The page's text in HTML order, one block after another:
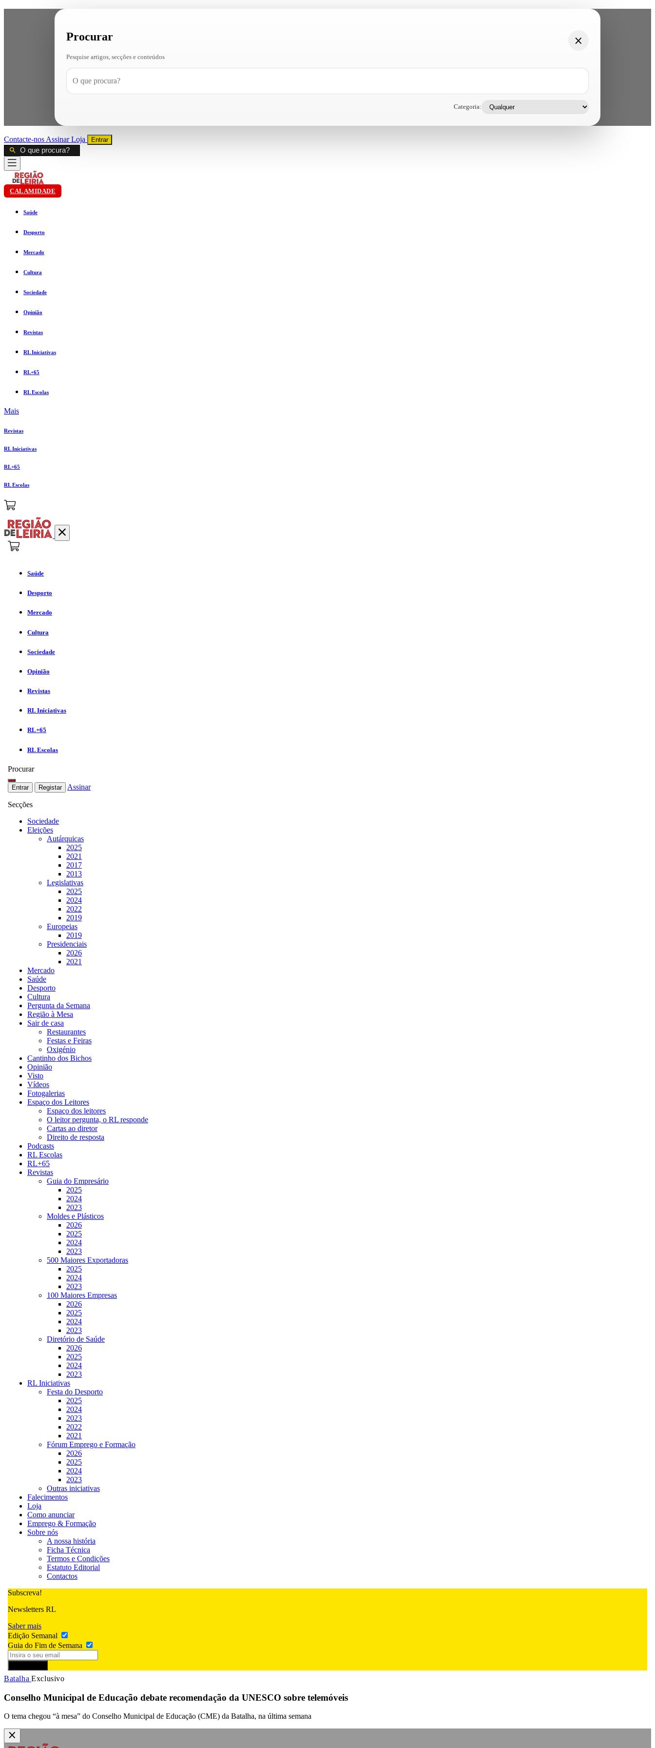
Procurar
Pesquise artigos, secções e conteúdos
Categoria:
Contacte-nos AssinarLoja Entrar
CALAMIDADE
Saúde
Desporto
Mercado
Cultura
Sociedade
Opinião
Revistas
RL Iniciativas
RL+65
RL Escolas
Mais
Revistas
RL Iniciativas
RL+65
RL Escolas
Saúde
Desporto
Mercado
Cultura
Sociedade
Opinião
Revistas
RL Iniciativas
RL+65
RL Escolas
Procurar
Entrar Registar Assinar
Secções
Sociedade
Eleições
Autárquicas
2025
2021
2017
2013
Legislativas
2025
2024
2022
2019
Europeias
2019
Presidenciais
2026
2021
Mercado
Saúde
Desporto
Cultura
Pergunta da Semana
Região à Mesa
Sair de casa
Restaurantes
Festas e Feiras
Oxigénio
Cantinho dos Bichos
Opinião
Visto
Vídeos
Fotogalerias
Espaço dos Leitores
Espaço dos leitores
O leitor pergunta, o RL responde
Cartas ao diretor
Direito de resposta
Podcasts
RL Escolas
RL+65
Revistas
Guia do Empresário
2025
2024
2023
Moldes e Plásticos
2026
2025
2024
2023
500 Maiores Exportadoras
2025
2024
2023
100 Maiores Empresas
2026
2025
2024
2023
Diretório de Saúde
2026
2025
2024
2023
RL Iniciativas
Festa do Desporto
2025
2024
2023
2022
2021
Fórum Emprego e Formação
2026
2025
2024
2023
Outras iniciativas
Falecimentos
Loja
Como anunciar
Emprego & Formação
Sobre nós
A nossa história
Ficha Técnica
Termos e Condições
Estatuto Editorial
Contactos
Subscreva!
Newsletters RL
Saber mais
Edição Semanal
Guia do Fim de Semana
Batalha Exclusivo
Conselho Municipal de Educação debate recomendação da UNESCO sobre telemóveis
O tema chegou “à mesa” do Conselho Municipal de Educação (CME) da Batalha, na última semana